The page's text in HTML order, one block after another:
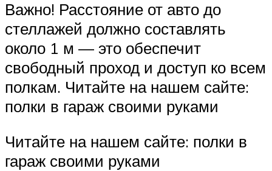
Важно! Расстояние от авто до
стеллажей должно составлять
около 1 м — это обеспечит
свободный проход и доступ ко всем
полкам. Читайте на нашем сайте:
полки в гараж своими руками
Читайте на нашем сайте: полки в
гараж своими руками